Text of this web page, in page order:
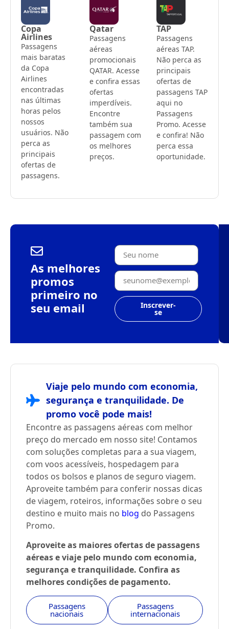
Copa
Airlines
Passagens
mais baratas
da Copa
Airlines
encontradas
nas últimas
horas pelos
nossos
usuários. Não
perca as
principais
ofertas de
passagens.
Qatar
Passagens
aéreas
promocionais
QATAR. Acesse
e confira essas
ofertas
imperdíveis.
Encontre
também sua
passagem com
os melhores
preços.
TAP
Passagens
aéreas TAP.
Não perca as
principais
ofertas de
passagens TAP
aqui no
Passagens
Promo. Acesse
e confira! Não
perca essa
oportunidade.
As melhores
promos
primeiro no
seu email
Inscrever-
se
Viaje pelo mundo com economia,
segurança e tranquilidade. De
promo você pode mais!
Encontre as passagens aéreas com melhor
preço do mercado em nosso site! Contamos
com soluções completas para a sua viagem,
com voos acessíveis, hospedagem para
todos os bolsos e planos de seguro viagem.
Aproveite também para conferir nossas dicas
de viagem, roteiros, informações sobre o seu
destino e muito mais no blog do Passagens
Promo.
Aproveite as maiores ofertas de passagens
aéreas e viaje pelo mundo com economia,
segurança e tranquilidade. Confira as
melhores condições de pagamento.
Passagens
nacionais
Passagens
internacionais